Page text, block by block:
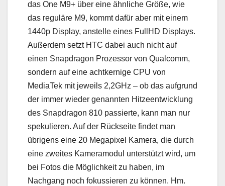
das One M9+ über eine ähnliche Größe, wie
das reguläre M9, kommt dafür aber mit einem
1440p Display, anstelle eines FullHD Displays.
Außerdem setzt HTC dabei auch nicht auf
einen Snapdragon Prozessor von Qualcomm,
sondern auf eine achtkernige CPU von
MediaTek mit jeweils 2,2GHz – ob das aufgrund
der immer wieder genannten Hitzeentwicklung
des Snapdragon 810 passierte, kann man nur
spekulieren. Auf der Rückseite findet man
übrigens eine 20 Megapixel Kamera, die durch
eine zweites Kameramodul unterstützt wird, um
bei Fotos die Möglichkeit zu haben, im
Nachgang noch fokussieren zu können. Hm.